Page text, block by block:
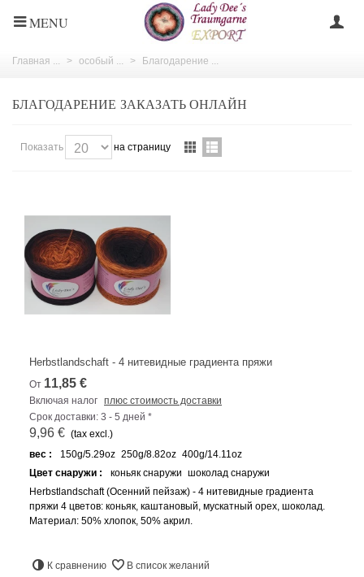
MENU
Главная ... > особый ... > Благодарение ...
БЛАГОДАРЕНИЕ ЗАКАЗАТЬ ОНЛАЙН
Показать на страницу
Herbstlandschaft - 4 нитевидные градиента пряжи
От 11,85 €
Включая налог плюс стоимость доставки
Срок доставки: 3 - 5 дней *
9,96 € (tax excl.)
вес :
150g/5.29oz 250g/8.82oz 400g/14.11oz
Цвет снаружи :
коньяк снаружи шоколад снаружи
Herbstlandschaft (Осенний пейзаж) - 4 нитевидные градиента
пряжи 4 цветов: коньяк, каштановый, мускатный орех, шоколад.
Материал: 50% хлопок, 50% акрил.
К сравнению В список желаний